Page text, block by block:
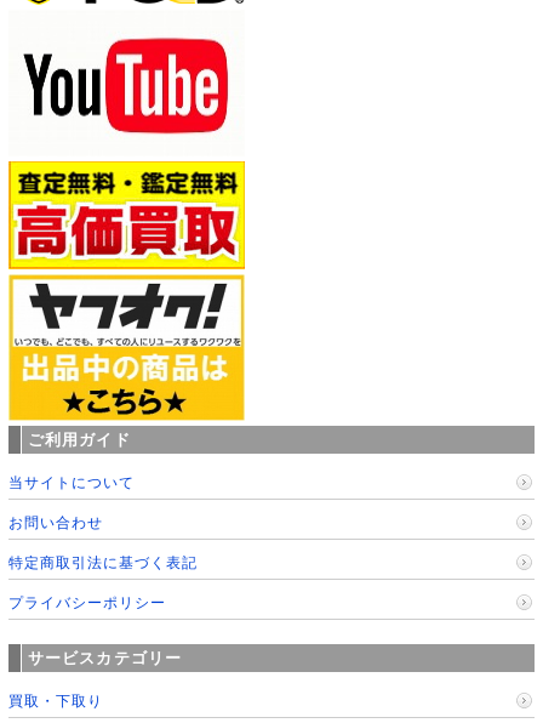
ご利用ガイド
当サイトについて
お問い合わせ
特定商取引法に基づく表記
プライバシーポリシー
サービスカテゴリー
買取・下取り